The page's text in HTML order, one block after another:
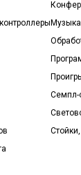
Семпл-